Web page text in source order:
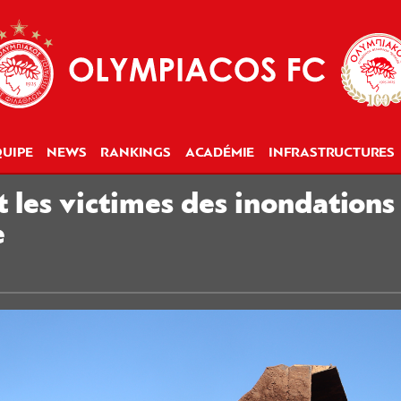
NEWS RANKINGS ACADÉMIE INFRASTRUCTURES
les victimes des